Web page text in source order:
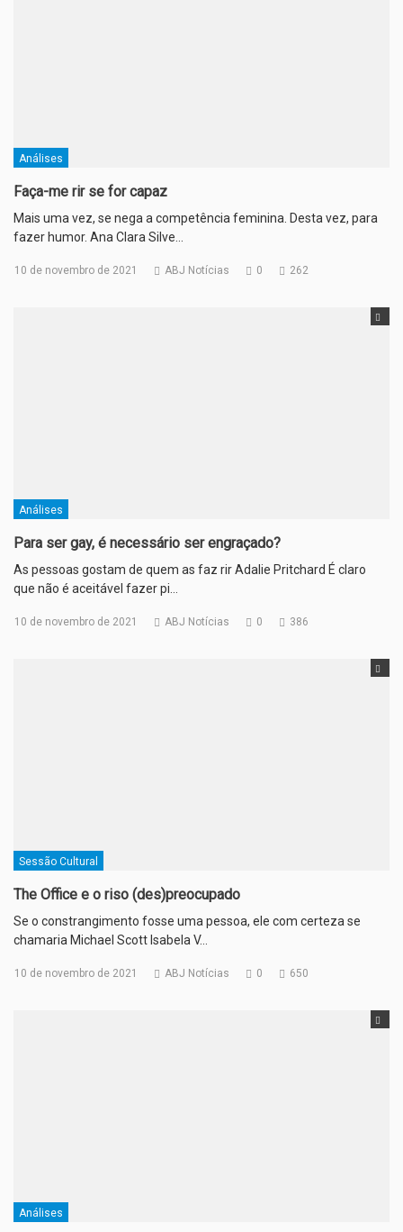
Análises
Faça-me rir se for capaz
Mais uma vez, se nega a competência feminina. Desta vez, para
fazer humor. Ana Clara Silve…
10 de novembro de 2021 ABJ Notícias 0 262
Análises
Para ser gay, é necessário ser engraçado?
As pessoas gostam de quem as faz rir Adalie Pritchard É claro
que não é aceitável fazer pi…
10 de novembro de 2021 ABJ Notícias 0 386
Sessão Cultural
The Office e o riso (des)preocupado
Se o constrangimento fosse uma pessoa, ele com certeza se
chamaria Michael Scott Isabela V…
10 de novembro de 2021 ABJ Notícias 0 650
Análises